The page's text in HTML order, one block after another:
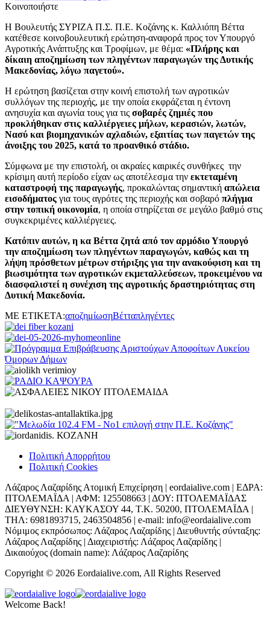
Κοινοποιήστε
Η Βουλευτής ΣΥΡΙΖΑ Π.Σ. Π.Ε. Κοζάνης κ. Καλλιόπη Βέττα
κατέθεσε κοινοβουλευτική ερώτηση-αναφορά προς τoν Υπουργό
Αγροτικής Ανάπτυξης και Τροφίμων, με θέμα: «Πλήρης και
δίκαιη αποζημίωση των πληγέντων παραγωγών της Δυτικής
Μακεδονίας, λόγω παγετού».
Η ερώτηση βασίζεται στην κοινή επιστολή των αγροτικών
συλλόγων της περιοχής, με την οποία εκφράζεται η έντονη
ανησυχία και αγωνία τους για τις σοβαρές ζημιές που
προκλήθηκαν στις καλλιέργειες μήλων, κερασιών, λωτών,
Νασύ και βιομηχανικών αχλαδιών, εξαιτίας των παγετών της
άνοιξης του 2025, κατά το προανθικό στάδιο.
Σύμφωνα με την επιστολή, οι ακραίες καιρικές συνθήκες την
κρίσιμη αυτή περίοδο είχαν ως αποτέλεσμα την εκτεταμένη
καταστροφή της παραγωγής, προκαλώντας σημαντική απώλεια
εισοδήματος για τους αγρότες της περιοχής και σοβαρό πλήγμα
στην τοπική οικονομία, η οποία στηρίζεται σε μεγάλο βαθμό στις
συγκεκριμένες καλλιέργειες.
Κατόπιν αυτών, η κα Βέττα ζητά από τον αρμόδιο Υπουργό
την αποζημίωση των πληγέντων παραγωγών, καθώς και τη
λήψη πρόσθετων μέτρων στήριξης για την ανακούφιση και τη
βιωσιμότητα των αγροτικών εκμεταλλεύσεων, προκειμένου να
διασφαλιστεί η συνέχιση της αγροτικής δραστηριότητας στη
Δυτική Μακεδονία.
ΜΕ ΕΤΙΚΕΤΑ:αποζημίωσηΒέτταπληγέντες
Πολιτική Απορρήτου
Πολιτική Cookies
Λάζαρος Λαζαρίδης Ατομική Επιχείρηση | eordaialive.com | ΕΔΡΑ:
ΠΤΟΛΕΜΑΪΔΑ | ΑΦΜ: 125508663 | ΔΟΥ: ΠΤΟΛΕΜΑΪΔΑΣ
ΔΙΕΥΘΥΝΣΗ: ΚΑΥΚΑΣΟΥ 44, Τ.Κ. 50200, ΠΤΟΛΕΜΑΪΔΑ |
ΤΗΛ: 6981893715, 2463504856 | e-mail: info@eordaialive.com
Νόμιμος εκπρόσωπος: Λάζαρος Λαζαρίδης | Διευθυντής σύνταξης:
Λάζαρος Λαζαρίδης | Διαχειριστής: Λάζαρος Λαζαρίδης |
Δικαιούχος (domain name): Λάζαρος Λαζαρίδης
Copyright © 2026 Eordaialive.com, All Rights Reserved
Welcome Back!